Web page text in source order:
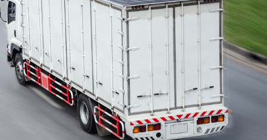
online sem compromisso com a nossa
equipe, consulte a opção de contratar o
serviço para a região que você deseja
mudar de endereço, deixe tudo conosco e
conte com uma empresa de tradição no
mercado de transporte de móveis.
ORÇAMENTO